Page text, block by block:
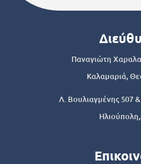
Παναγιώτη
Καλαμαριά,
Λ. Βουλιαγμένης 507